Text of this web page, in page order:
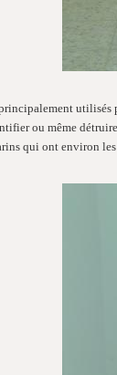
utilisés
ou même
qui ont environ